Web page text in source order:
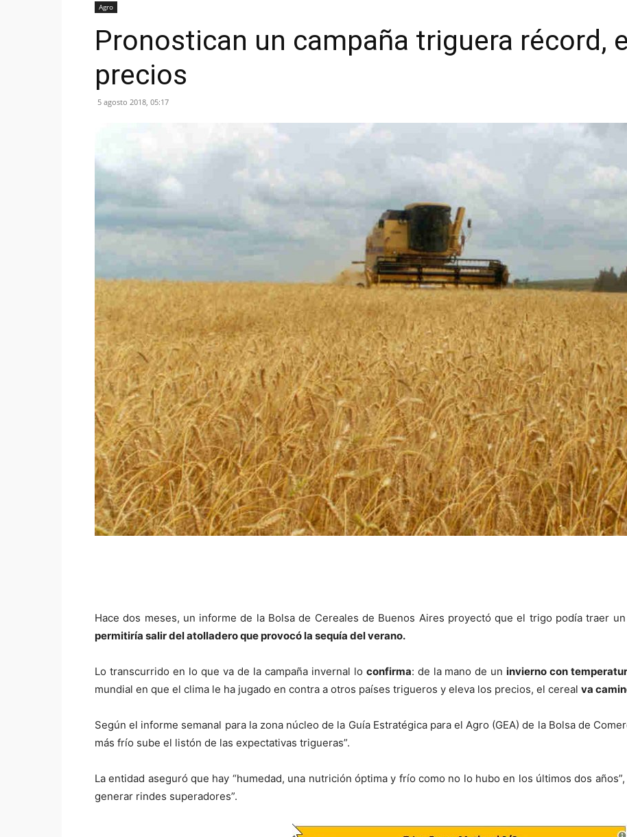
Agro
Pronostican un campaña triguera récord,
precios
5 agosto 2018, 05:17
Hace dos meses, un informe de la Bolsa de Cereales de Buenos Aires proyectó que el trigo podía traer
permitiría salir del atolladero que provocó la sequía del verano.
Lo transcurrido en lo que va de la campaña invernal lo confirma: de la mano de uninvierno con
mundial en que el clima le ha jugado en contra a otros países trigueros y eleva los precios, el cereal va
Según el informe semanal para la zona núcleo de la Guía Estratégica para el Agro (GEA) de la Bolsa de
más frío sube el listón de las expectativas trigueras”.
La entidad aseguró que hay “humedad, una nutrición óptima y frío como no lo hubo en los últimos dos
generar rindes superadores”.